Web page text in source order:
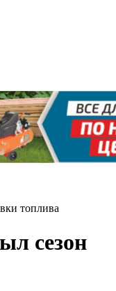
топлива
сезон